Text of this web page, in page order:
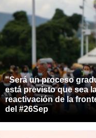
"Será un proceso
está previsto que sea
reactivación de la
del #26Sep